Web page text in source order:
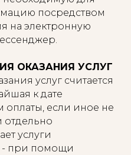
посредством
на электронную
ОКАЗАНИЯ УСЛУГ
услуг считается
к дате
оплаты, если иное не
отдельно
услуги
- при помощи